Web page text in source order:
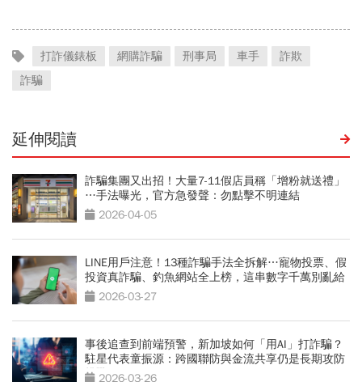
打詐儀錶板 網購詐騙 刑事局 車手
詐欺
詐騙
延伸閱讀
詐騙集團又出招！大量7-11假店員稱「增粉就送禮」
…手法曝光，官方急發聲：勿點擊不明連結
2026-04-05
LINE用戶注意！13種詐騙手法全拆解…寵物投票、假
投資真詐騙、釣魚網站全上榜，這串數字千萬別亂給
2026-03-27
事後追查到前端預警，新加坡如何「用AI」打詐騙？
駐星代表童振源：跨國聯防與金流共享仍是長期攻防
挑戰2026-03-26